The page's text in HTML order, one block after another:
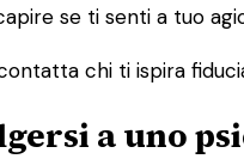
se ti senti a tuo
chi ti ispira
a uno